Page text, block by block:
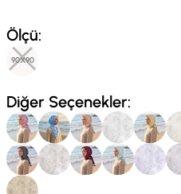
Ölçü:
90X90
Diğer Seçenekler: